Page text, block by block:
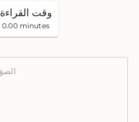
وقت القراءة
0.00 minutes